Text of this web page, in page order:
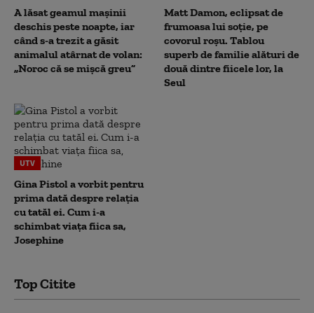
A lăsat geamul mașinii
deschis peste noapte, iar
când s-a trezit a găsit
animalul atârnat de volan:
„Noroc că se mișcă greu”
Matt Damon, eclipsat de
frumoasa lui soție, pe
covorul roșu. Tablou
superb de familie alături de
două dintre fiicele lor, la
Seul
UTV
Gina Pistol a vorbit pentru
prima dată despre relația
cu tatăl ei. Cum i-a
schimbat viața fiica sa,
Josephine
Top Citite